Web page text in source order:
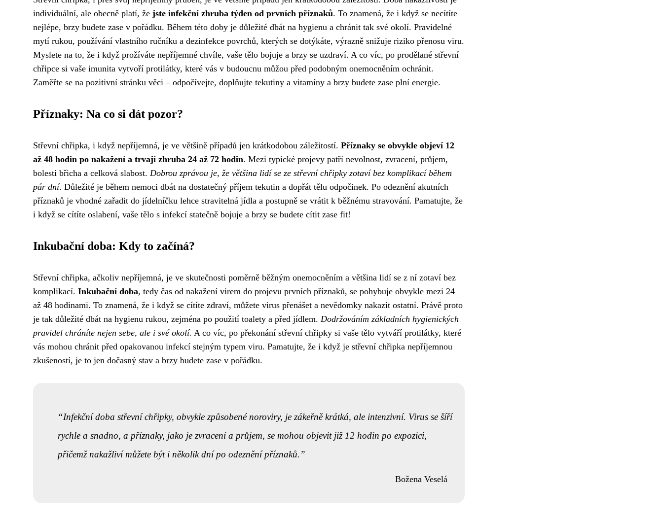
individuální, ale obecně platí, že jste infekční zhruba týden od prvních příznaků. To znamená, že i když se necítíte
nejlépe, brzy budete zase v pořádku. Během této doby je důležité dbát na hygienu a chránit tak své okolí. Pravidelné
mytí rukou, používání vlastního ručníku a dezinfekce povrchů, kterých se dotýkáte, výrazně snižuje riziko přenosu viru.
Myslete na to, že i když prožíváte nepříjemné chvíle, vaše tělo bojuje a brzy se uzdraví. A co víc, po prodělané střevní
chřipce si vaše imunita vytvoří protilátky, které vás v budoucnu můžou před podobným onemocněním ochránit.
Zaměřte se na pozitivní stránku věci – odpočívejte, doplňujte tekutiny a vitamíny a brzy budete zase plní energie.
Příznaky: Na co si dát pozor?
Střevní chřipka, i když nepříjemná, je ve většině případů jen krátkodobou záležitostí. Příznaky se obvykle objeví 12
až 48 hodin po nakažení a trvají zhruba 24 až 72 hodin. Mezi typické projevy patří nevolnost, zvracení, průjem,
bolesti břicha a celková slabost. Dobrou zprávou je, že většina lidí se ze střevní chřipky zotaví bez komplikací během
pár dní. Důležité je během nemoci dbát na dostatečný příjem tekutin a dopřát tělu odpočinek. Po odeznění akutních
příznaků je vhodné zařadit do jídelníčku lehce stravitelná jídla a postupně se vrátit k běžnému stravování. Pamatujte, že
i když se cítíte oslabení, vaše tělo s infekcí statečně bojuje a brzy se budete cítit zase fit!
Inkubační doba: Kdy to začíná?
Střevní chřipka, ačkoliv nepříjemná, je ve skutečnosti poměrně běžným onemocněním a většina lidí se z ní zotaví bez
komplikací. Inkubační doba, tedy čas od nakažení virem do projevu prvních příznaků, se pohybuje obvykle mezi 24
až 48 hodinami. To znamená, že i když se cítíte zdraví, můžete virus přenášet a nevědomky nakazit ostatní. Právě proto
je tak důležité dbát na hygienu rukou, zejména po použití toalety a před jídlem. Dodržováním základních hygienických
pravidel chráníte nejen sebe, ale i své okolí. A co víc, po překonání střevní chřipky si vaše tělo vytváří protilátky, které
vás mohou chránit před opakovanou infekcí stejným typem viru. Pamatujte, že i když je střevní chřipka nepříjemnou
zkušeností, je to jen dočasný stav a brzy budete zase v pořádku.
Infekční doba střevní chřipky, obvykle způsobené noroviry, je zákeřně krátká, ale intenzivní. Virus se šíří
rychle a snadno, a příznaky, jako je zvracení a průjem, se mohou objevit již 12 hodin po expozici,
přičemž nakažliví můžete být i několik dní po odeznění příznaků.
Božena Veselá